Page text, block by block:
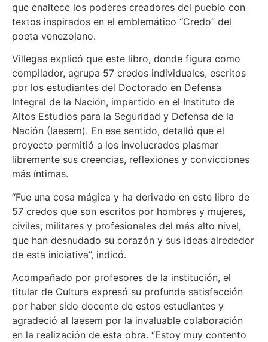
que enaltece los poderes creadores del pueblo con
textos inspirados en el emblemático “Credo” del
poeta venezolano.
Villegas explicó que este libro, donde figura como
compilador, agrupa 57 credos individuales, escritos
por los estudiantes del Doctorado en Defensa
Integral de la Nación, impartido en el Instituto de
Altos Estudios para la Seguridad y Defensa de la
Nación (Iaesem). En ese sentido, detalló que el
proyecto permitió a los involucrados plasmar
libremente sus creencias, reflexiones y convicciones
más íntimas.
“Fue una cosa mágica y ha derivado en este libro de
57 credos que son escritos por hombres y mujeres,
civiles, militares y profesionales del más alto nivel,
que han desnudado su corazón y sus ideas alrededor
de esta iniciativa”, indicó.
Acompañado por profesores de la institución, el
titular de Cultura expresó su profunda satisfacción
por haber sido docente de estos estudiantes y
agradeció al Iaesem por la invaluable colaboración
en la realización de esta obra. “Estoy muy contento